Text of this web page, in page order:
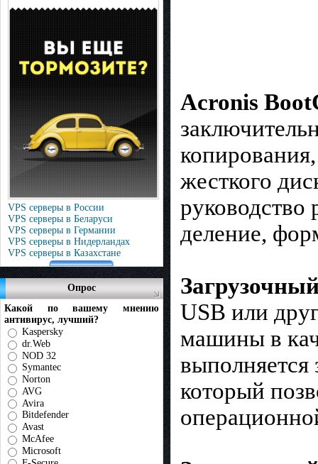
VPS серверы в России
VPS серверы в Беларуси
VPS серверы в Германии
VPS серверы в Нидерландах
VPS серверы в Казахстане
Опрос
Какой по вашему мнению
антивирус, лучший?
Kaspersky
dr.Web
NOD 32
Symantec
Norton
AVG
Avira
Bitdefender
Avast
McAfee
Microsoft
Acronis
жесткого
руководство
деление,
USB или
машины в
который